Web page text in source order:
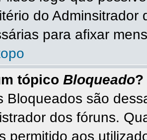
do
para afixar
tópico Bloqueado?
Bloqueados são
dos fóruns.
permitido aos